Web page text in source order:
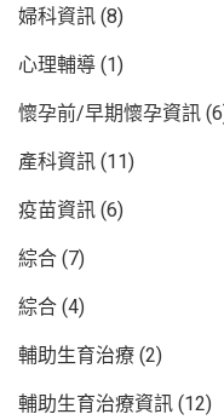
婦科資訊(8)
心理輔導(1)
懷孕前/早期懷孕資訊
產科資訊(11)
疫苗資訊(6)
綜合(7)
綜合(4)
輔助生育治療(2)
輔助生育治療資訊(12)